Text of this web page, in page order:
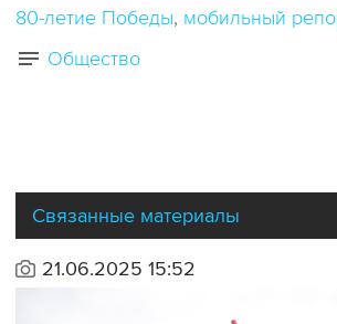
80-летие Победы мобильный
Общество
Связанные материалы
21.06.2025 15:52